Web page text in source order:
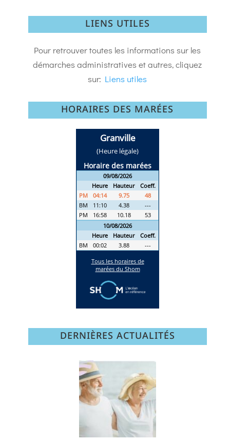
LIENS UTILES
Pour retrouver toutes les informations sur les
démarches administratives et autres, cliquez
sur: Liens utiles
HORAIRES DES MARÉES
DERNIÈRES ACTUALITÉS